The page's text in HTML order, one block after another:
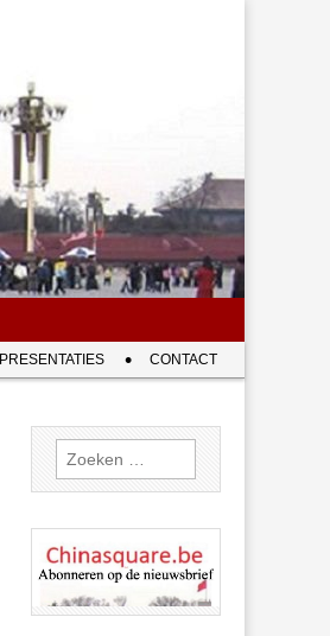
PRESENTATIES CONTACT
Zoeken
naar: